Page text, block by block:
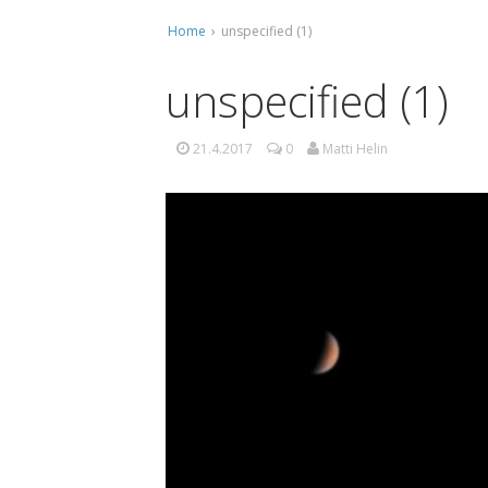
Home › unspecified (1)
unspecified (1)
21.4.2017 0 Matti Helin